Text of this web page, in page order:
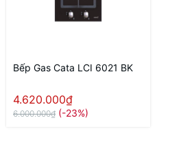
Bếp Gas Cata LCI 6021 BK
4.620.000₫
6.000.000₫ (-23%)